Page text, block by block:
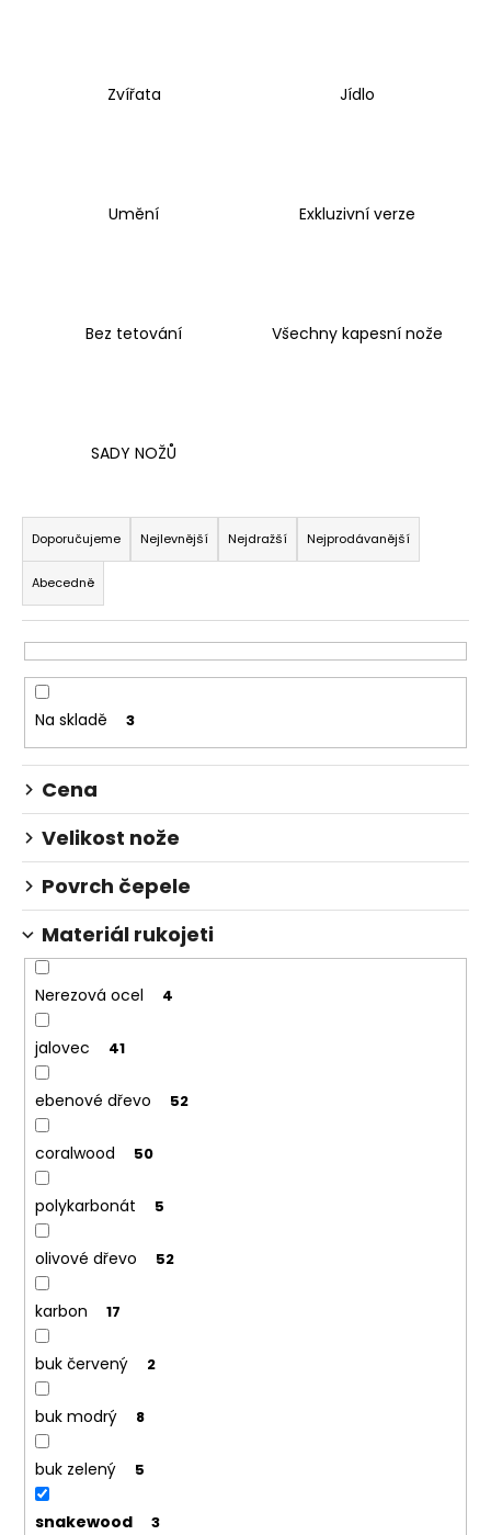
Zvířata Jídlo
Umění Exkluzivní verze
Bez tetování Všechny kapesní nože
SADY NOŽŮ
Ř
a
z
e
n
í
p
o
d
u
k
t
ů
Doporučujeme Nejlevnější Nejdražší Nejprodávanější
Abecedně
Na skladě 3
Cena
Velikost nože
Povrch čepele
Materiál rukojeti
Nerezová ocel 4
jalovec 41
ebenové dřevo 52
coralwood 50
polykarbonát 5
olivové dřevo 52
karbon 17
buk červený 2
buk modrý 8
buk zelený 5
snakewood 3
u
e
m
e
KAPESNÍ
NŮŽ
DEEJO
37G
BICYCLE
EBONY
WOOD
1
750
Kč